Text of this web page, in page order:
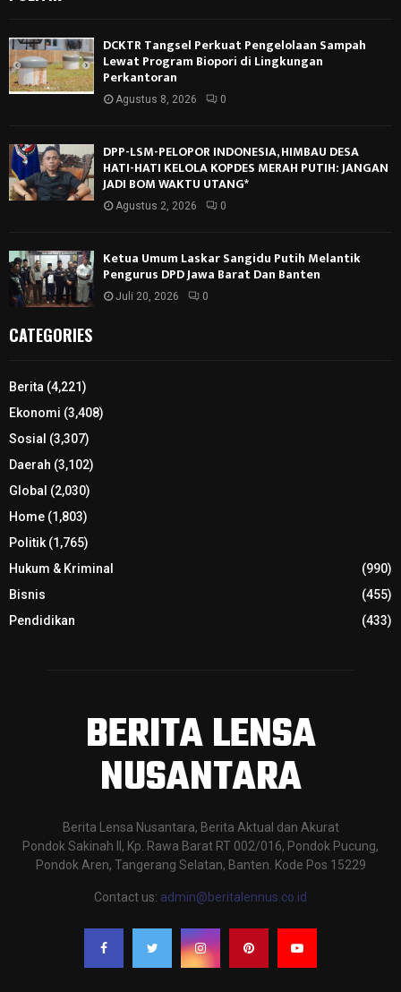
DCKTR Tangsel Perkuat Pengelolaan Sampah
Lewat Program Biopori di Lingkungan
Perkantoran
Agustus 8, 2026 0
DPP-LSM-PELOPOR INDONESIA, HIMBAU DESA
HATI-HATI KELOLA KOPDES MERAH PUTIH: JANGAN
JADI BOM WAKTU UTANG*
Agustus 2, 2026 0
Ketua Umum Laskar Sangidu Putih Melantik
Pengurus DPD Jawa Barat Dan Banten
Juli 20, 2026 0
CATEGORIES
Berita (4,221)
Ekonomi (3,408)
Sosial (3,307)
Daerah (3,102)
Global (2,030)
Home (1,803)
Politik (1,765)
Hukum & Kriminal
(990)
Bisnis
(455)
Pendidikan
(433)
BERITA LENSA
NUSANTARA
Berita Lensa Nusantara, Berita Aktual dan Akurat
Pondok Sakinah II, Kp. Rawa Barat RT 002/016, Pondok Pucung,
Pondok Aren, Tangerang Selatan, Banten. Kode Pos 15229
Contact us: admin@beritalennus.co.id